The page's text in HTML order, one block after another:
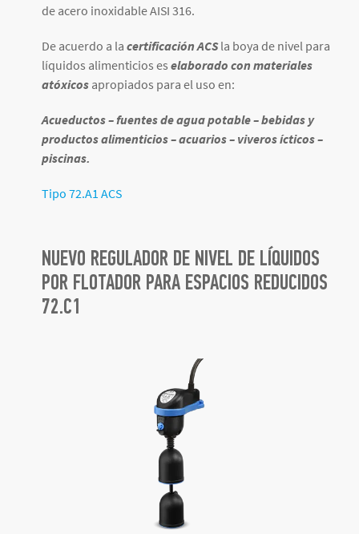
de acero inoxidable AISI 316.
De acuerdo a la certificación ACSla boya de nivel para
líquidos alimenticios es elaborado con materiales
atóxicos apropiados para el uso en:
Acueductos – fuentes de agua potable – bebidas y
productos alimenticios – acuarios – viveros ícticos –
piscinas.
Tipo 72.A1 ACS
NUEVO REGULADOR DE NIVEL DE LÍQUIDOS
POR FLOTADOR PARA ESPACIOS REDUCIDOS
72.C1